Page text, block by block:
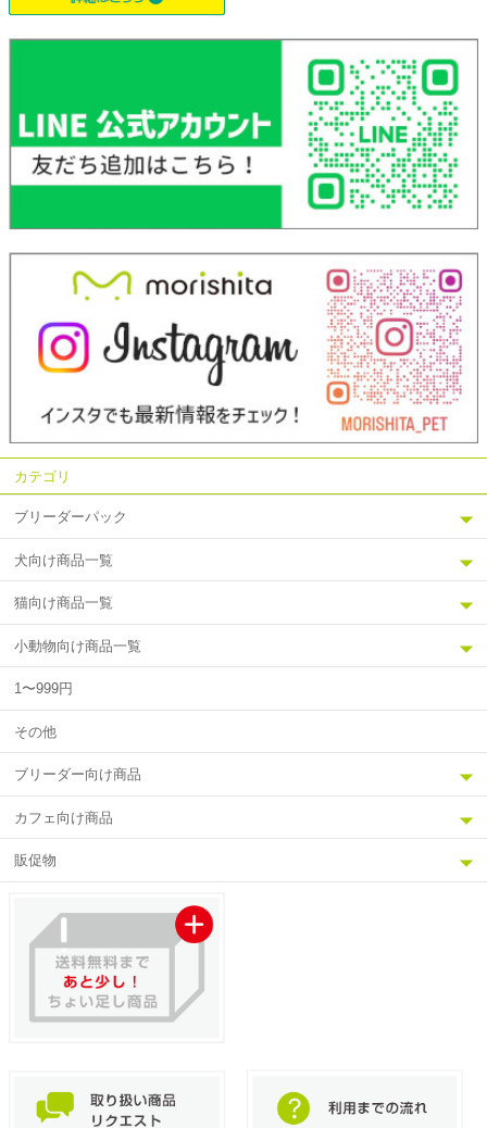
カテゴリ
ブリーダーパック
犬向け商品一覧
猫向け商品一覧
小動物向け商品一覧
1〜999円
その他
ブリーダー向け商品
カフェ向け商品
販促物